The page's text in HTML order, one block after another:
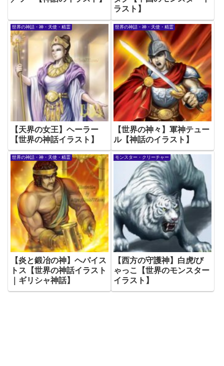
ラスト】
世界の神話・神・天使・精霊
【天界の女王】ヘーラー
【世界の神話イラスト】
世界の神話・神・天使・精霊
【世界の神々】軍神テュー
ル【神話のイラスト】
世界の神話・神・天使・精霊
【炎と鍛冶の神】ヘパイス
トス【世界の神話イラスト
｜ギリシャ神話】
モンスター・クリーチャー
【西方の守護神】白虎/び
ゃっこ【世界のモンスター
イラスト】